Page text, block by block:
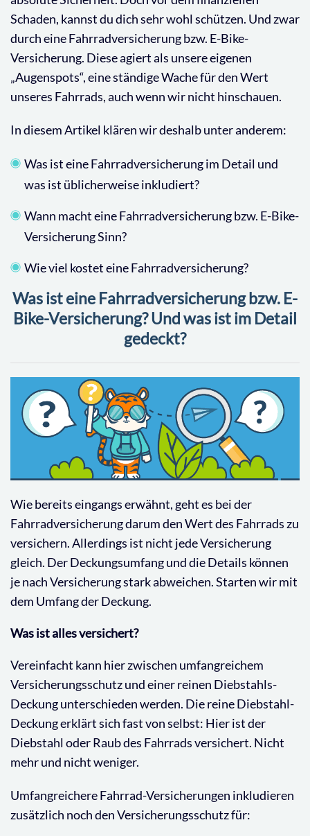
Schaden, kannst du dich sehr wohl schützen. Und zwar
durch eine Fahrradversicherung bzw. E-Bike-
Versicherung. Diese agiert als unsere eigenen
„Augenspots“, eine ständige Wache für den Wert
unseres Fahrrads, auch wenn wir nicht hinschauen.
In diesem Artikel klären wir deshalb unter anderem:
Was ist eine Fahrradversicherung im Detail und
was ist üblicherweise inkludiert?
Wann macht eine Fahrradversicherung bzw. E-Bike-
Versicherung Sinn?
Wie viel kostet eine Fahrradversicherung?
Was ist eine Fahrradversicherung bzw. E-
Bike-Versicherung? Und was ist im Detail
gedeckt?
Wie bereits eingangs erwähnt, geht es bei der
Fahrradversicherung darum den Wert des Fahrrads zu
versichern. Allerdings ist nicht jede Versicherung
gleich. Der Deckungsumfang und die Details können
je nach Versicherung stark abweichen. Starten wir mit
dem Umfang der Deckung.
Was ist alles versichert?
Vereinfacht kann hier zwischen umfangreichem
Versicherungsschutz und einer reinen Diebstahls-
Deckung unterschieden werden. Die reine Diebstahl-
Deckung erklärt sich fast von selbst: Hier ist der
Diebstahl oder Raub des Fahrrads versichert. Nicht
mehr und nicht weniger.
Umfangreichere Fahrrad-Versicherungen inkludieren
zusätzlich noch den Versicherungsschutz für: